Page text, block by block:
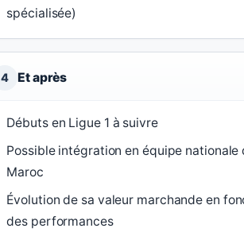
spécialisée)
4 Et après
Débuts en Ligue 1 à suivre
Possible intégration en équipe nationale
Maroc
Évolution de sa valeur marchande en
des performances